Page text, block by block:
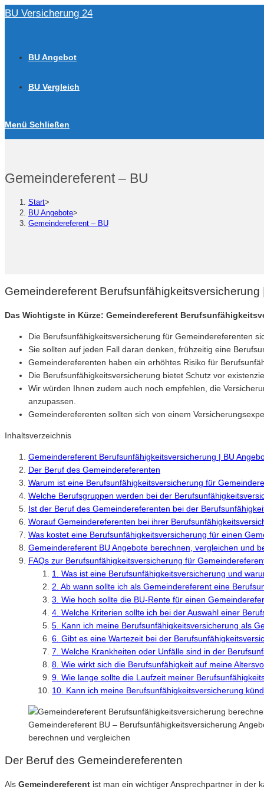
Zum
BU Versicherung 24
BU Angebot
BU Vergleich
Menü Schließen
Gemeindereferent – BU
Start>
BU Angebote>
Gemeindereferent – BU
Gemeindereferent
Das Wichtigste in Kürze: Gemeindereferent
Die Berufsunfähigkeitsversicherung für Gemeindereferenten
Sie sollten auf jeden Fall daran denken, frühzeitig eine
Gemeindereferenten haben ein erhöhtes Risiko für
Die Berufsunfähigkeitsversicherung bietet Schutz vor
Wir würden Ihnen zudem auch noch empfehlen, die
anzupassen.
Gemeindereferenten sollten sich von einem
Inhaltsverzeichnis
Gemeindereferent Berufsunfähigkeitsversicherung | BU
Der Beruf des Gemeindereferenten
Warum ist eine Berufsunfähigkeitsversicherung für
Welche Berufsgruppen werden bei der
Ist der Beruf des Gemeindereferenten bei der
Worauf Gemeindereferenten bei ihrer
Was kostet eine Berufsunfähigkeitsversicherung für einen
Gemeindereferent BU Angebote berechnen, vergleichen und
FAQs zur Berufsunfähigkeitsversicherung für
1. Was ist eine Berufsunfähigkeitsversicherung und
2. Ab wann sollte ich als Gemeindereferent eine
3. Wie hoch sollte die BU-Rente für einen
4. Welche Kriterien sollte ich bei der Auswahl einer
5. Kann ich meine Berufsunfähigkeitsversicherung als
6. Gibt es eine Wartezeit bei der
7. Welche Krankheiten oder Unfälle sind in der
8. Wie wirkt sich die Berufsunfähigkeit auf meine
9. Wie lange sollte die Laufzeit meiner
10. Kann ich meine Berufsunfähigkeitsversicherung
Gemeindereferent BU – Berufsunfähigkeitsversicherung
berechnen und vergleichen
Der Beruf des Gemeindereferenten
Als Gemeindereferent ist man ein wichtiger Ansprechpartner in der